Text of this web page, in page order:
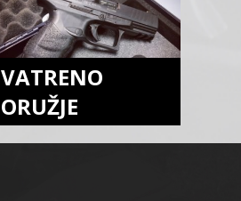
VATRENO
ORUŽJE